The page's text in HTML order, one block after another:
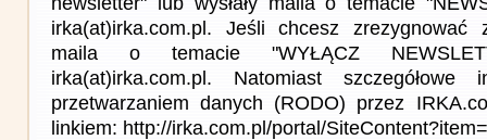
irka(at)irka.com.pl. Jeśli chcesz zrezygnować
maila o temacie "WYŁĄCZ
irka(at)irka.com.pl. Natomiast szczegółowe
przetwarzaniem danych (RODO) przez
linkiem: http://irka.com.pl/portal/